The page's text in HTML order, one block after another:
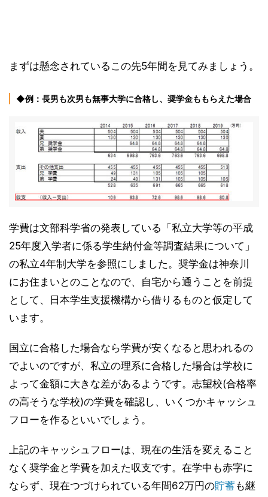
まずは懸念されているこの先5年間を見てみましょう。
◆例：長男も次男も無事大学に合格し、奨学金ももらえた場合
学費は文部科学省の発表している「私立大学等の平成
25年度入学者に係る学生納付金等調査結果について」
の私立4年制大学を参照にしました。奨学金は神奈川
にお住まいとのことなので、自宅から通うことを前提
として、日本学生支援機構から借りるものと仮定して
います。
国立に合格した場合なら学費が安くなると思われるの
でよいのですが、私立の理系に合格した場合は学校に
よって金額に大きな差があるようです。志望校(合格率
の高そうな学校)の学費を確認し、いくつかキャッシュ
フローを作るといいでしょう。
上記のキャッシュフローは、現在の生活を変えること
なく奨学金と学費を加えた収支です。在学中も赤字に
ならず、現在つづけられている年間62万円の貯蓄も継